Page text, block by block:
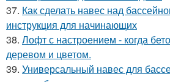
37. Как сделать навес над
инструкция для начинающих
38. Лофт с настроением - когда
деревом и цветом.
39. Универсальный навес для